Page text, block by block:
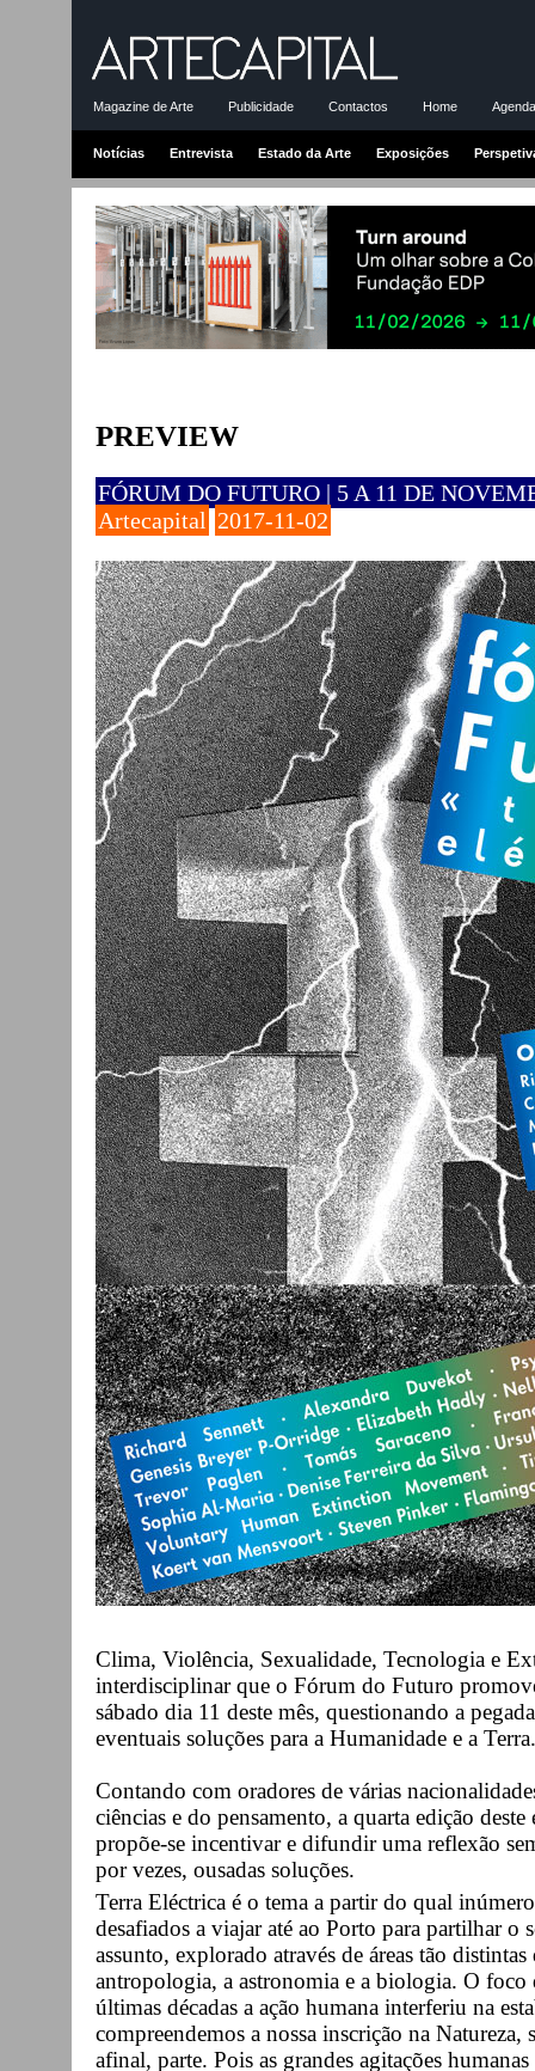
Magazine de Arte Publicidade Contactos Home
Notícias Entrevista Estado da Arte Exposições
PREVIEW
FÓRUM DO FUTURO | 5 A 11 DE
Artecapital 2017-11-02
Clima, Violência, Sexualidade, Tecnologia e
interdisciplinar que o Fórum do Futuro
sábado dia 11 deste mês, questionando a
eventuais soluções para a Humanidade e a Terra.
Contando com oradores de várias
ciências e do pensamento, a quarta edição
propõe-se incentivar e difundir uma reflexão
por vezes, ousadas soluções.
Terra Eléctrica é o tema a partir do qual
desafiados a viajar até ao Porto para partilhar o
assunto, explorado através de áreas tão
antropologia, a astronomia e a biologia. O foco
últimas décadas a ação humana interferiu na
compreendemos a nossa inscrição na
afinal, parte. Pois as grandes agitações